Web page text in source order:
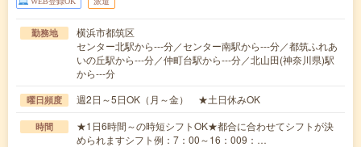
勤務地
横浜市都筑区
センター北駅から---分／センター南駅から---分／都筑ふれあ
いの丘駅から---分／仲町台駅から---分／北山田(神奈川県)駅
から---分
曜日頻度 週2日～5日OK（月～金） ★土日休みOK
時間
★1日6時間～の時短シフトOK★都合に合わせてシフトが決
められますシフト例：7：00～16：009：…